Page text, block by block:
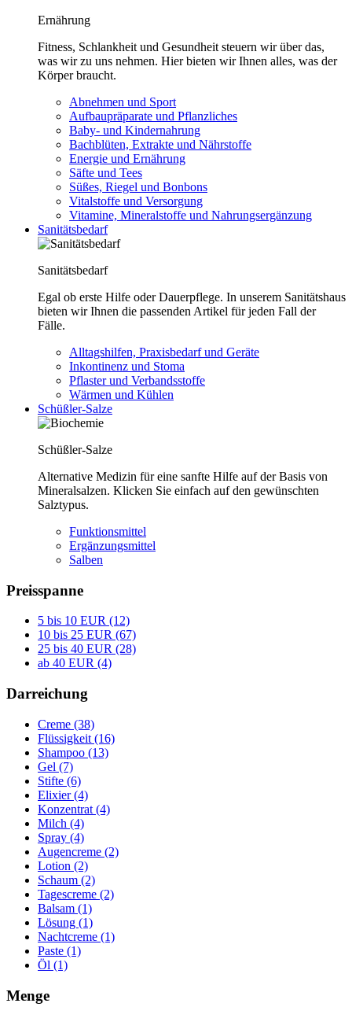
Ernährung
Fitness, Schlankheit und Gesundheit steuern wir über das,
was wir zu uns nehmen. Hier bieten wir Ihnen alles, was der
Körper braucht.
Abnehmen und Sport
Aufbaupräparate und Pflanzliches
Baby- und Kindernahrung
Bachblüten, Extrakte und Nährstoffe
Energie und Ernährung
Säfte und Tees
Süßes, Riegel und Bonbons
Vitalstoffe und Versorgung
Vitamine, Mineralstoffe und Nahrungsergänzung
Sanitätsbedarf
Sanitätsbedarf
Egal ob erste Hilfe oder Dauerpflege. In unserem Sanitätshaus
bieten wir Ihnen die passenden Artikel für jeden Fall der
Fälle.
Alltagshilfen, Praxisbedarf und Geräte
Inkontinenz und Stoma
Pflaster und Verbandsstoffe
Wärmen und Kühlen
Schüßler-Salze
Schüßler-Salze
Alternative Medizin für eine sanfte Hilfe auf der Basis von
Mineralsalzen. Klicken Sie einfach auf den gewünschten
Salztypus.
Funktionsmittel
Ergänzungsmittel
Salben
Preisspanne
5 bis 10 EUR (12)
10 bis 25 EUR (67)
25 bis 40 EUR (28)
ab 40 EUR (4)
Darreichung
Creme (38)
Flüssigkeit (16)
Shampoo (13)
Gel (7)
Stifte (6)
Elixier (4)
Konzentrat (4)
Milch (4)
Spray (4)
Augencreme (2)
Lotion (2)
Schaum (2)
Tagescreme (2)
Balsam (1)
Lösung (1)
Nachtcreme (1)
Paste (1)
Öl (1)
Menge